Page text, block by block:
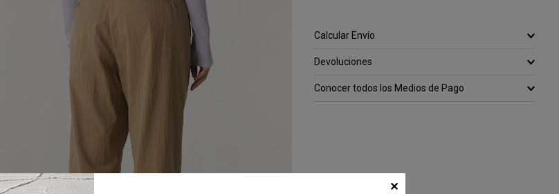
Calcular Envío
Devoluciones
Conocer todos los Medios de Pago
✕